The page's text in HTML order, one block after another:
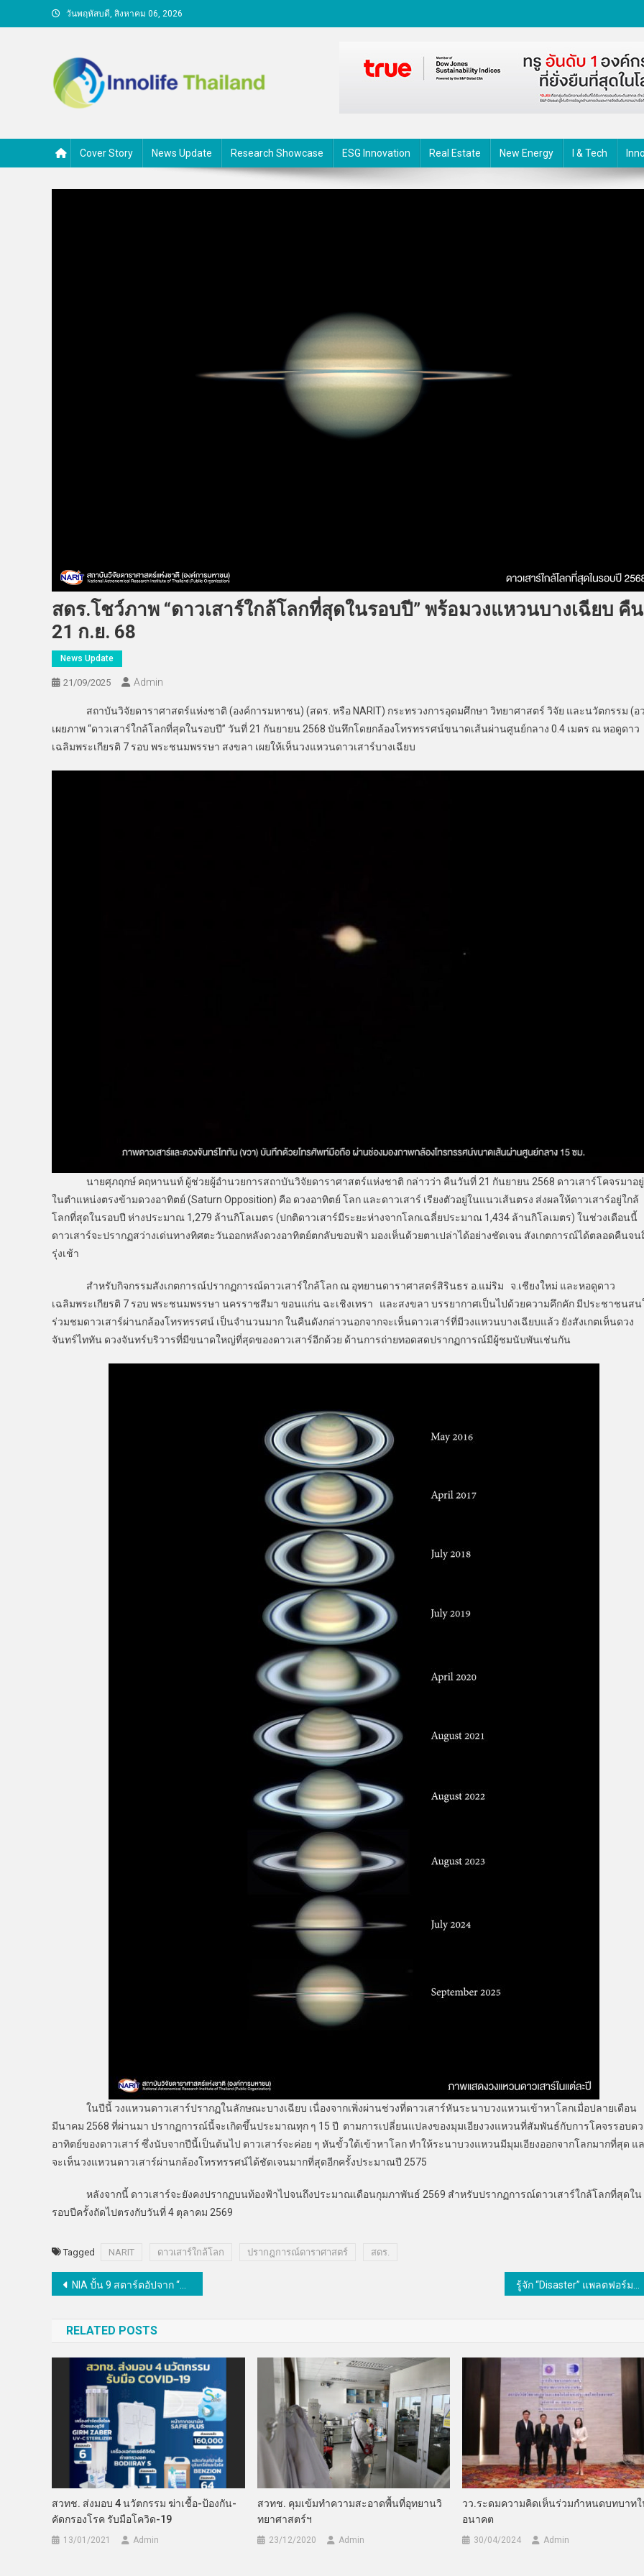
to
วันพฤหัสบดี, สิงหาคม 06, 2026
Cover Story News Update Research Showcase ESG Innovation Real Estate New Energy I & Tech
สดร.โชว์ภาพ “ดาวเสาร์ใกล้โลกที่สุดในรอบปี” พร้อมวงแหวนบางเฉียบ คืน
21 ก.ย. 68
News Update
21/09/2025 Admin
สถาบันวิจัยดาราศาสตร์แห่งชาติ (องค์การมหาชน) (สดร. หรือ NARIT) กระทรวงการอุดมศึกษา วิทยาศาสตร์ วิจัย และนวัตกรรม (อ
เผยภาพ “ดาวเสาร์ใกล้โลกที่สุดในรอบปี” วันที่ 21 กันยายน 2568 บันทึกโดยกล้องโทรทรรศน์ขนาดเส้นผ่านศูนย์กลาง 0.4 เมตร ณ หอดูดาว
เฉลิมพระเกียรติ 7 รอบ พระชนมพรรษา สงขลา เผยให้เห็นวงแหวนดาวเสาร์บางเฉียบ
นายศุภฤกษ์ คฤหานนท์ ผู้ช่วยผู้อำนวยการสถาบันวิจัยดาราศาสตร์แห่งชาติ กล่าวว่า คืนวันที่ 21 กันยายน 2568 ดาวเสาร์โคจรมาอยู่
ในตำแหน่งตรงข้ามดวงอาทิตย์ (Saturn Opposition) คือ ดวงอาทิตย์ โลก และดาวเสาร์ เรียงตัวอยู่ในแนวเส้นตรง ส่งผลให้ดาวเสาร์อยู่ใกล้
โลกที่สุดในรอบปี ห่างประมาณ 1,279 ล้านกิโลเมตร (ปกติดาวเสาร์มีระยะห่างจากโลกเฉลี่ยประมาณ 1,434 ล้านกิโลเมตร) ในช่วงเดือนนี้
ดาวเสาร์จะปรากฏสว่างเด่นทางทิศตะวันออกหลังดวงอาทิตย์ตกลับขอบฟ้า มองเห็นด้วยตาเปล่าได้อย่างชัดเจน สังเกตการณ์ได้ตลอดคืนจน
รุ่งเช้า
สำหรับกิจกรรมสังเกตการณ์ปรากฏการณ์ดาวเสาร์ใกล้โลก ณ อุทยานดาราศาสตร์สิรินธร อ.แม่ริม จ.เชียงใหม่ และหอดูดาว
เฉลิมพระเกียรติ 7 รอบ พระชนมพรรษา นครราชสีมา ขอนแก่น ฉะเชิงเทรา และสงขลา บรรยากาศเป็นไปด้วยความคึกคัก มีประชาชนสน
ร่วมชมดาวเสาร์ผ่านกล้องโทรทรรศน์ เป็นจำนวนมาก ในคืนดังกล่าวนอกจากจะเห็นดาวเสาร์ที่มีวงแหวนบางเฉียบแล้ว ยังสังเกตเห็นดวง
จันทร์ไททัน ดวงจันทร์บริวารที่มีขนาดใหญ่ที่สุดของดาวเสาร์อีกด้วย ด้านการถ่ายทอดสดปรากฏการณ์มีผู้ชมนับพันเช่นกัน
ในปีนี้ วงแหวนดาวเสาร์ปรากฏในลักษณะบางเฉียบ เนื่องจากเพิ่งผ่านช่วงที่ดาวเสาร์หันระนาบวงแหวนเข้าหาโลกเมื่อปลายเดือน
มีนาคม 2568 ที่ผ่านมา ปรากฏการณ์นี้จะเกิดขึ้นประมาณทุก ๆ 15 ปี ตามการเปลี่ยนแปลงของมุมเอียงวงแหวนที่สัมพันธ์กับการโคจรรอบดว
อาทิตย์ของดาวเสาร์ ซึ่งนับจากปีนี้เป็นต้นไป ดาวเสาร์จะค่อย ๆ หันขั้วใต้เข้าหาโลก ทำให้ระนาบวงแหวนมีมุมเอียงออกจากโลกมากที่สุด แ
จะเห็นวงแหวนดาวเสาร์ผ่านกล้องโทรทรรศน์ได้ชัดเจนมากที่สุดอีกครั้งประมาณปี 2575
หลังจากนี้ ดาวเสาร์จะยังคงปรากฏบนท้องฟ้าไปจนถึงประมาณเดือนกุมภาพันธ์ 2569 สำหรับปรากฏการณ์ดาวเสาร์ใกล้โลกที่สุดใน
รอบปีครั้งถัดไปตรงกับวันที่ 4 ตุลาคม 2569
Tagged NARIT ดาวเสาร์ใกล้โลก ปรากฎการณ์ดาราศาสตร์ สดร.
แนะแนว
NIA ปั้น 9 สตาร์ตอัปจาก “สเปซ-เอฟ 6” บุกเวที “SPACE-F Incubator Demo Day” โชว์นวัตกรรมพลิกโฉมอุตสาหกรรมอาหาร รู้จัก “Disaster” แพลตฟอร์มอัจฉริยะเพื่อการบริหารจัดการภัยพิบัติ
RELATED POSTS
สวทช. ส่งมอบ 4 นวัตกรรม ฆ่าเชื้อ-ป้องกัน-
คัดกรองโรค รับมือโควิด-19
13/01/2021 Admin
สวทช. คุมเข้มทำความสะอาดพื้นที่อุทยานวิ
ทยาศาสตร์ฯ
23/12/2020 Admin
วว.ระดมความคิดเห็นร่วมกำหนดบทบาท
อนาคต
30/04/2024 Admin